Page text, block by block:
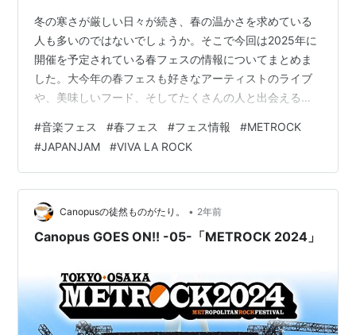
冬の寒さが厳しい日々が続き、春の温かさを求めている
人も多いのではないでしょうか。そこで今回は2025年に
開催を予定されている春フェスの情報についてまとめま
した。大今年の春フェスも好きなアーティストのライブ
や、美味しいフード、そしてたくさんの人と出会える楽
とあなたも春の訪れが待ち遠しくなるはず！さあ、一緒
に最高の春フェスを見つけましょう！ 春フェスの魅力 春
の暖かな気候で音楽を楽しめる 好立地で開催されるフェ
スが多い ファッションやトレンドの発信源にもなってい
る 2025年春フェス厳選紹介 ARABAKI ROCK FEST.25 開
催日時 会場…
#音楽フェス #春フェス #フェス情報 #METROCK
#JAPANJAM #VIVA LA ROCK
Canopusの徒然ものがたり。 • 2年前
Canopus GOES ON!! -05-「METROCK 2024」